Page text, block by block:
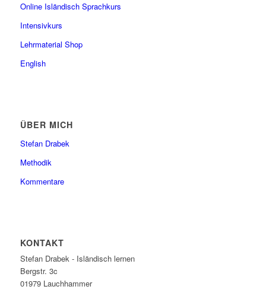
Online Isländisch Sprachkurs
Intensivkurs
Lehrmaterial Shop
English
ÜBER MICH
Stefan Drabek
Methodik
Kommentare
KONTAKT
Stefan Drabek - Isländisch lernen
Bergstr. 3c
01979 Lauchhammer